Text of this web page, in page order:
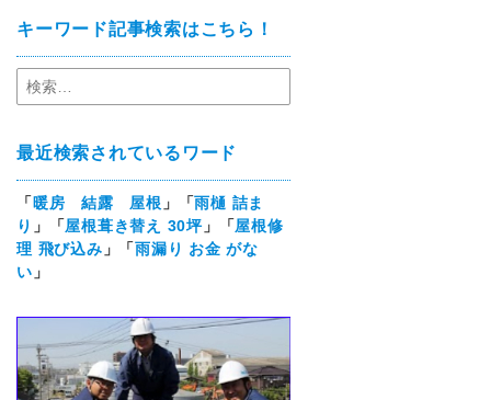
キーワード記事検索はこちら！
最近検索されているワード
「暖房 結露 屋根 」「雨樋 詰ま
り 」「屋根葺き替え 30坪」「屋根修
理 飛び込み 」「雨漏り お金 がな
い 」